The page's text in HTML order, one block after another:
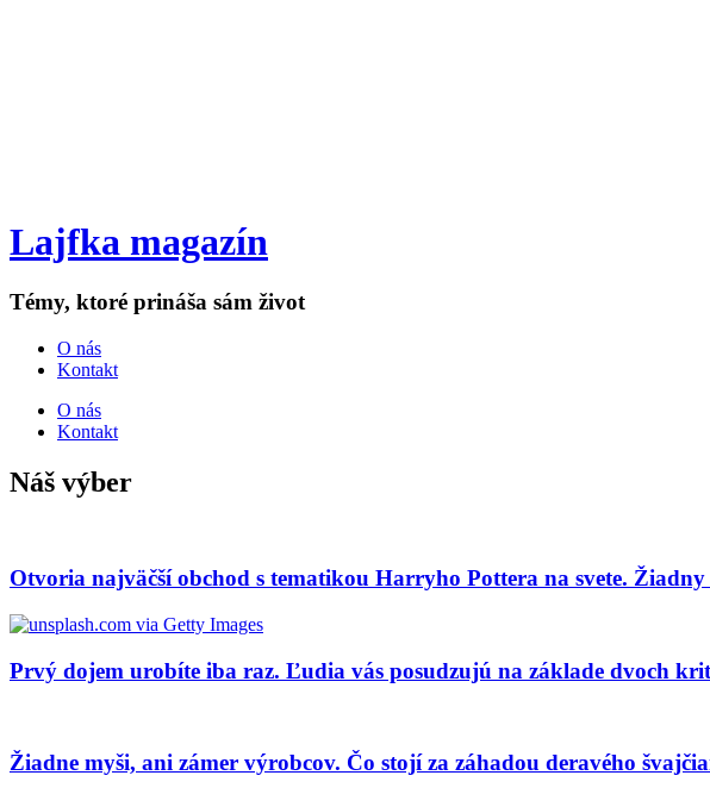
Lajfka magazín
Témy, ktoré prináša sám život
O nás
Kontakt
O nás
Kontakt
Náš výber
Otvoria najväčší obchod s tematikou Harryho Pottera na svete.
Prvý dojem urobíte iba raz. Ľudia vás posudzujú na základe dvoch
Žiadne myši, ani zámer výrobcov. Čo stojí za záhadou deravého